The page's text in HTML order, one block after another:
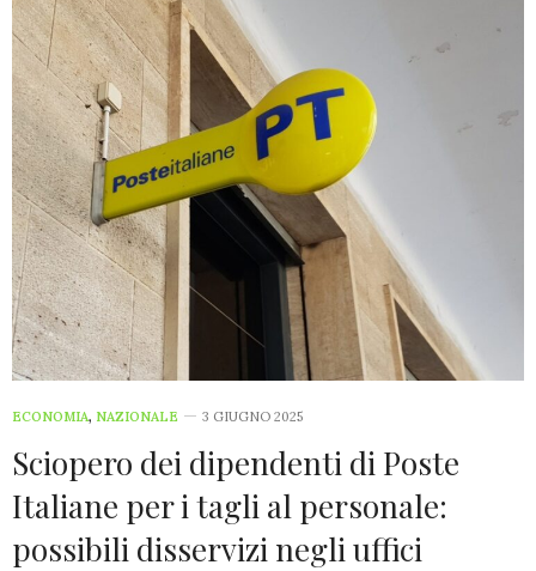
ECONOMIA, NAZIONALE 3 GIUGNO 2025
Sciopero dei dipendenti di Poste
Italiane per i tagli al personale:
possibili disservizi negli uffici